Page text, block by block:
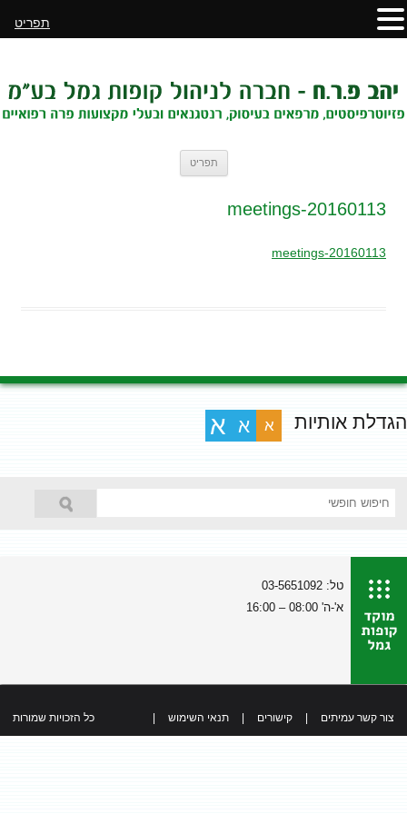
תפריט
20160113-meetings
20160113-meetings
הגדלת אותיות א א א
טל: 03-5651092
א'-ה' 08:00 – 16:00
צור קשר עמיתים קישורים תנאי השימוש כל הזכויות שמורות
תפריט